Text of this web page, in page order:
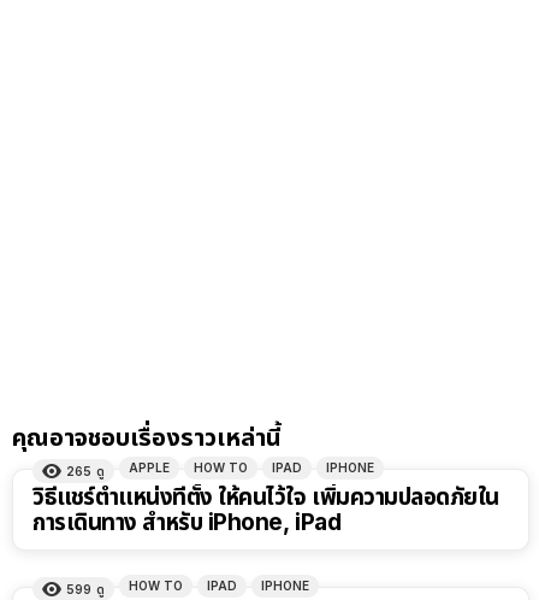
คุณอาจชอบเรื่องราวเหล่านี้
265 ดู APPLE HOW TO IPAD IPHONE
วิธีแชร์ตำแหน่งที่ตั้ง ให้คนไว้ใจ เพิ่มความปลอดภัยใน
การเดินทาง สำหรับ iPhone, iPad
599 ดู HOW TO IPAD IPHONE